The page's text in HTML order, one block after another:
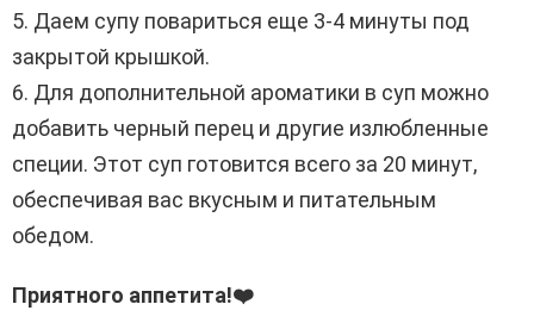
5. Даем супу повариться еще 3-4 минуты под
закрытой крышкой.
6. Для дополнительной ароматики в суп можно
добавить черный перец и другие излюбленные
специи. Этот суп готовится всего за 20 минут,
обеспечивая вас вкусным и питательным
обедом.
Приятного аппетита!❤️